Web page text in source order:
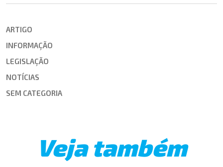
ARTIGO
INFORMAÇÃO
LEGISLAÇÃO
NOTÍCIAS
SEM CATEGORIA
Veja também